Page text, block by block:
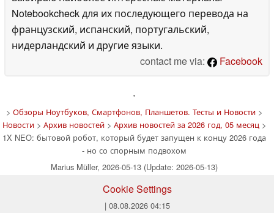
Notebookcheck для их последующего перевода на
французский, испанский, португальский,
нидерландский и другие языки.
contact me via:
Facebook
'
> Обзоры Ноутбуков, Смартфонов, Планшетов. Тесты и Новости>
Новости> Архив новостей> Архив новостей за 2026 год, 05 месяц>
1X NEO: бытовой робот, который будет запущен к концу 2026 года
- но со спорным подвохом
Marius Müller, 2026-05-13 (Update: 2026-05-13)
Cookie Settings
| 08.08.2026 04:15